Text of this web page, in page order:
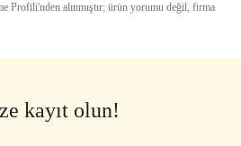
Profili'nden alınmıştır; ürün yorumu değil, firma
kayıt olun!